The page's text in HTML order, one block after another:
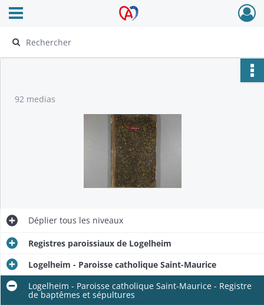
Archives Alsace - Colmar
Ouvrir le menu déroulant
92 medias
Déplier tous les niveaux
Registres paroissiaux de Logelheim
Logelheim - Paroisse catholique Saint-Maurice
Logelheim - Paroisse catholique Saint-Maurice - Registre
de baptêmes et sépultures